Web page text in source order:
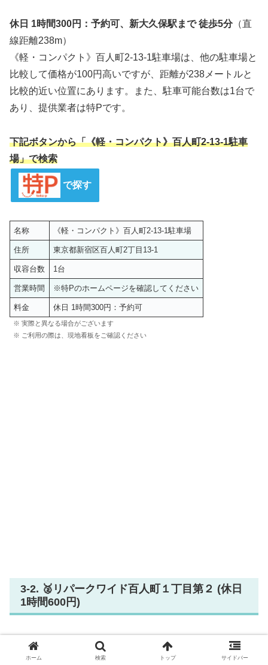
休日 1時間300円：予約可、新大久保駅まで 徒歩5分（直
線距離238m）
《軽・コンパクト》百人町2-13-1駐車場は、他の駐車場と
比較して価格が100円高いですが、距離が238メートルと
比較的近い位置にあります。また、駐車可能台数は1台で
あり、提供業者は特Pです。
下記ボタンから「《軽・コンパクト》百人町2-13-1駐車
場」で検索
で探す
名称 《軽・コンパクト》百人町2-13-1駐車場
住所 東京都新宿区百人町2丁目13-1
収容台数 1台
営業時間 ※特Pのホームページを確認してください
料金 休日 1時間300円：予約可
※ 実際と異なる場合がございます
※ ご利用の際は、現地看板をご確認ください
3-2. 🥈リパークワイド百人町１丁目第２ (休日
1時間600円)
休日 1時間600円、新大久保駅まで 徒歩2分
（直線距離
93m）
ホーム 検索 トップ サイドバー